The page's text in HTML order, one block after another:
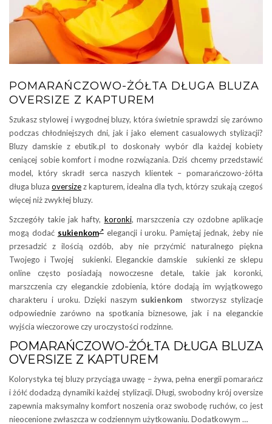
POMARAŃCZOWO-ŻÓŁTA DŁUGA BLUZA
OVERSIZE Z KAPTUREM
Szukasz stylowej i wygodnej bluzy, która świetnie sprawdzi się zarówno
podczas chłodniejszych dni, jak i jako element casualowych stylizacji?
Bluzy damskie z ebutik.pl to doskonały wybór dla każdej kobiety
ceniącej sobie komfort i modne rozwiązania. Dziś chcemy przedstawić
model, który skradł serca naszych klientek – pomarańczowo-żółta
długa bluza oversizez kapturem, idealna dla tych, którzy szukają czegoś
więcej niż zwykłej bluzy.
Szczegóły takie jak hafty, koronki, marszczenia czy ozdobne aplikacje
mogą dodać sukienkom elegancji i uroku. Pamiętaj jednak, żeby nie
przesadzić z ilością ozdób, aby nie przyćmić naturalnego piękna
Twojego i Twojej sukienki. Eleganckie damskie sukienki ze sklepu
online często posiadają nowoczesne detale, takie jak koronki,
marszczenia czy eleganckie zdobienia, które dodają im wyjątkowego
charakteru i uroku. Dzięki naszym sukienkom stworzysz stylizacje
odpowiednie zarówno na spotkania biznesowe, jak i na eleganckie
wyjścia wieczorowe czy uroczystości rodzinne.
POMARAŃCZOWO-ŻÓŁTA DŁUGA BLUZA
OVERSIZE Z KAPTUREM
Kolorystyka tej bluzy przyciąga uwagę – żywa, pełna energii pomarańcz
i żółć dodadzą dynamiki każdej stylizacji. Długi, swobodny krój oversize
zapewnia maksymalny komfort noszenia oraz swobodę ruchów, co jest
nieocenione zwłaszcza w codziennym użytkowaniu. Dodatkowym …